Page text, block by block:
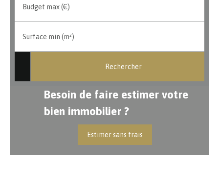
Budget max (€)
Surface min (m²)
Rechercher
Besoin de faire estimer votre
bien immobilier ?
Estimer sans frais